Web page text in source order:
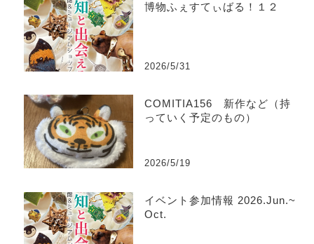
博物ふぇすてぃばる！１２
2026/5/31
COMITIA156 新作など（持
っていく予定のもの）
2026/5/19
イベント参加情報 2026.Jun.~
Oct.